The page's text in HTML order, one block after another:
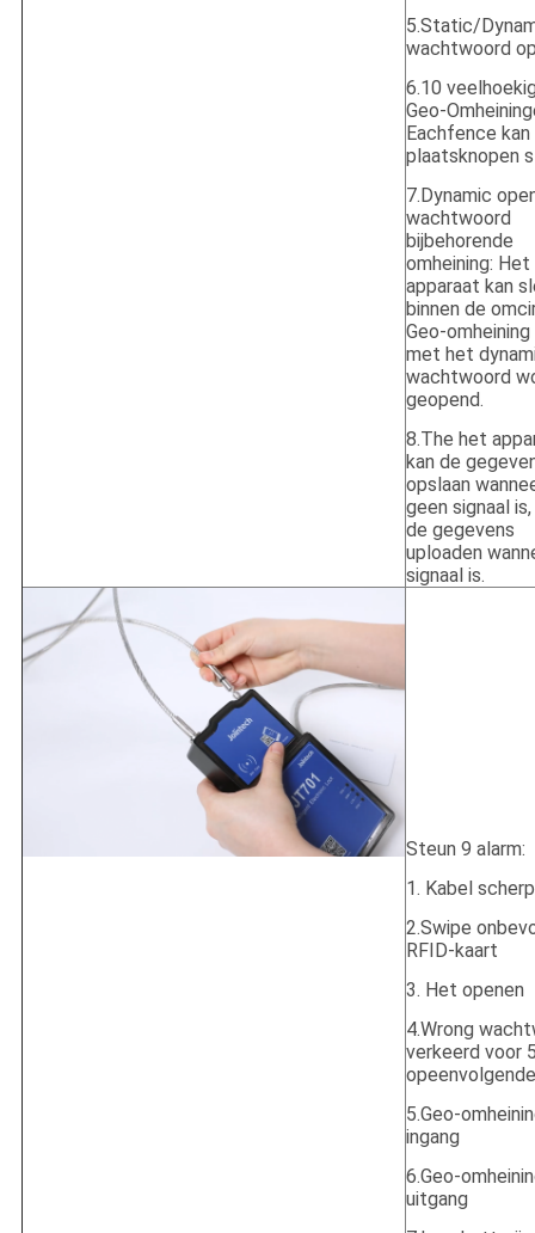
5.Static/
wachtwoord
6.10
Geo-
Eachfence
plaatsknopen
7.Dynamic
wachtwoord
bijbehorende
omheining: Het
apparaat kan
binnen de
Geo-omheining
met het
wachtwoord
geopend.
8.The het
kan de
opslaan
geen signaal
de gegevens
uploaden
signaal is.
Steun 9 alarm:
1. Kabel
2.Swipe
RFID-kaart
3. Het openen
4.Wrong
verkeerd voor
5.Geo-
ingang
6.Geo-
uitgang